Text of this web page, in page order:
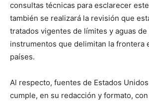
consultas técnicas para esclarecer
también se realizará la revisión que
tratados vigentes de límites y aguas de
instrumentos que delimitan la frontera
países.
Al respecto, fuentes de Estados
cumple, en su redacción y formato,